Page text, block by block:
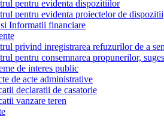
pentru evidenta dispozitiilor
pentru evidenta proiectelor de dispozitii
Informatii financiare
privind inregistrarea refuzurilor de a
pentru consemnarea propunerilor,
de interes public
de acte administrative
declaratii de casatorie
vanzare teren